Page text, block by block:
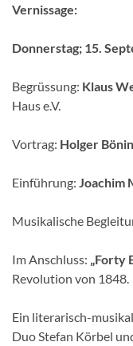
Vernissage:
Donnerstag; 15.
Begrüssung: Klaus
Haus e.V.
Vortrag: Holger
Einführung: Joachim
Musikalische
Im Anschluss: „Forty
Revolution von 1848.
Ein literarisch-
Duo Stefan Körbel